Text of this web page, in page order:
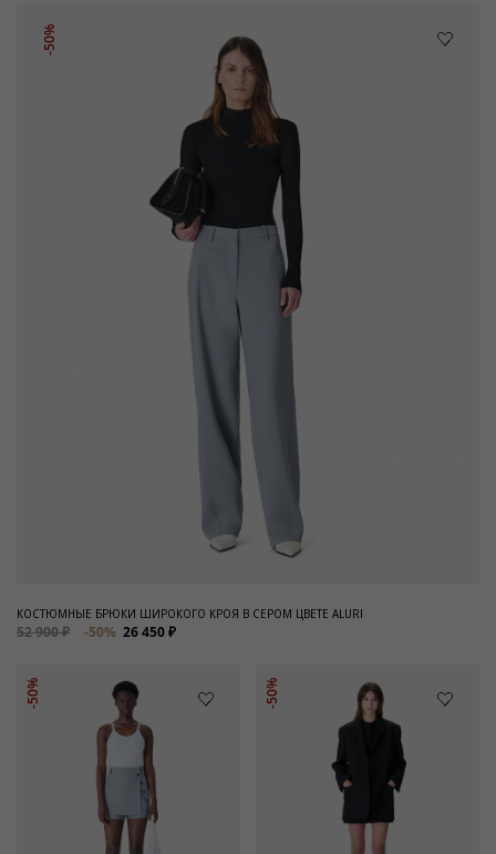
-50%
КОСТЮМНЫЕ БРЮКИ ШИРОКОГО КРОЯ В СЕРОМ ЦВЕТЕ ALURI
52 900 ₽ -50% 26 450 ₽
-50% -50%